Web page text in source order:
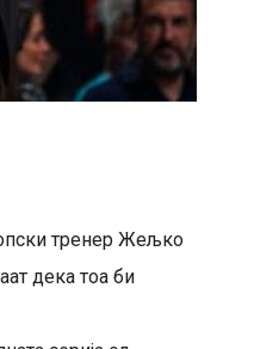
тренер Жељко
дека тоа би